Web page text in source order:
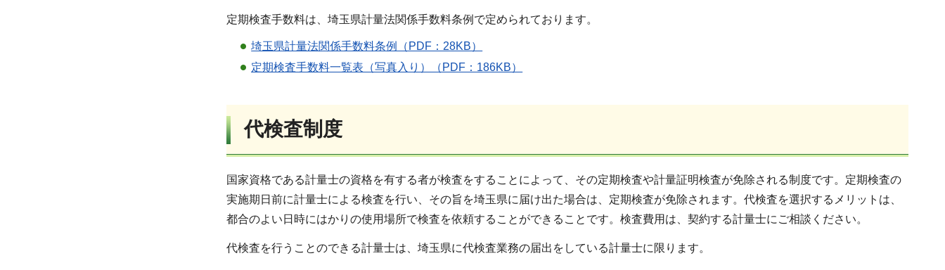
定期検査手数料は、埼玉県計量法関係手数料条例で定められております。
埼玉県計量法関係手数料条例（PDF：28KB）
定期検査手数料一覧表（写真入り）（PDF：186KB）
代検査制 度
国家資格である計量士の資格を有する者が検査をすることによって、その定期検査や計量証明検査が免除される制度です。定期検査の
実施期日前に計量士による検査を行い、その旨を埼玉県に届け出た場合は、定期検査が免除されます。代検査を選択するメリットは、
都合のよい日時にはかりの使用場所で検査を依頼することができることです。検査費用は、契約する計量士にご相談ください。
代検査を行うことのできる計量士は、埼玉県に代検査業務の届出をしている計量士に限ります。